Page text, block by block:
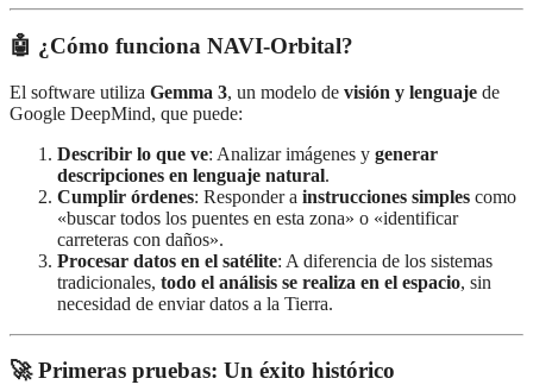
🤖 ¿Cómo funciona NAVI-Orbital?
El software utiliza Gemma 3, un modelo de visión y lenguaje de
Google DeepMind, que puede:
Describir lo que ve: Analizar imágenes y generar
descripciones en lenguaje natural.
Cumplir órdenes: Responder a instrucciones simples como
«buscar todos los puentes en esta zona» o «identificar
carreteras con daños».
Procesar datos en el satélite: A diferencia de los sistemas
tradicionales, todo el análisis se realiza en el espacio, sin
necesidad de enviar datos a la Tierra.
🚀 Primeras pruebas: Un éxito histórico